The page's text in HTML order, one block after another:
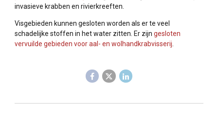
invasieve krabben en rivierkreeften.
Visgebieden kunnen gesloten worden als er te veel
schadelijke stoffen in het water zitten. Er zijn gesloten
vervuilde gebieden voor aal- en wolhandkrabvisserij